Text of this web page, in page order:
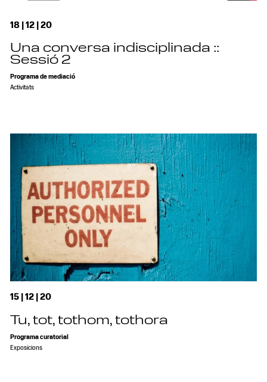
18 | 12 | 20
Una conversa indisciplinada ::
Sessió 2
Programa de mediació
Activitats
15 | 12 | 20
Tu, tot, tothom, tothora
Programa curatorial
Exposicions